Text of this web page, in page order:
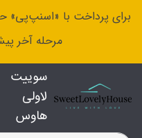
برای پرداخت با «اسنپ‌پی»
مرحله آخر
سوییت
لاولی
هاوس